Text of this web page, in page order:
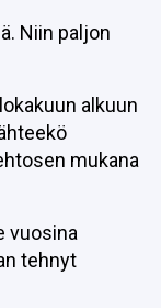
Niin paljon
alkuun
mukana
vuosina
tehnyt